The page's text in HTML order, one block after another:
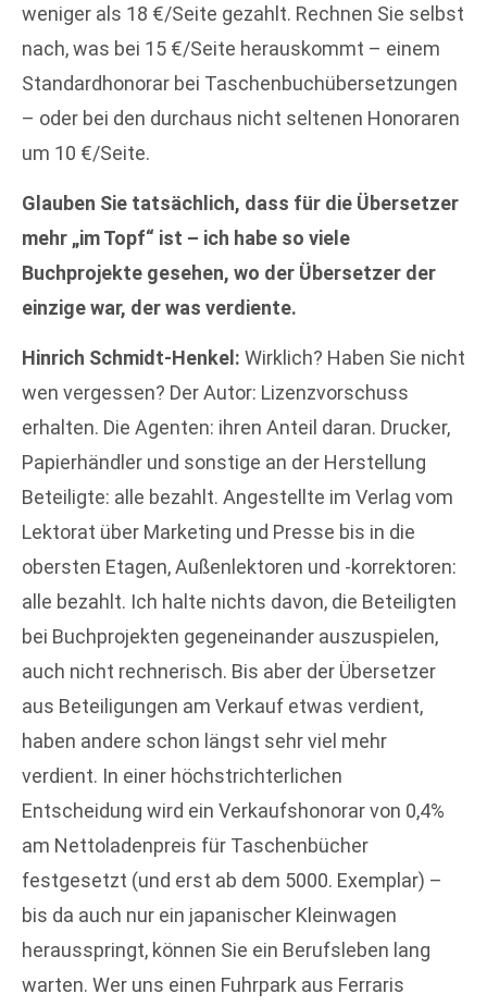
weniger als 18 €/Seite gezahlt. Rechnen Sie selbst
nach, was bei 15 €/Seite herauskommt – einem
Standardhonorar bei Taschenbuchübersetzungen
– oder bei den durchaus nicht seltenen Honoraren
um 10 €/Seite.
Glauben Sie tatsächlich, dass für die Übersetzer
mehr „im Topf“ ist – ich habe so viele
Buchprojekte gesehen, wo der Übersetzer der
einzige war, der was verdiente.
Hinrich Schmidt-Henkel: Wirklich? Haben Sie nicht
wen vergessen? Der Autor: Lizenzvorschuss
erhalten. Die Agenten: ihren Anteil daran. Drucker,
Papierhändler und sonstige an der Herstellung
Beteiligte: alle bezahlt. Angestellte im Verlag vom
Lektorat über Marketing und Presse bis in die
obersten Etagen, Außenlektoren und -korrektoren:
alle bezahlt. Ich halte nichts davon, die Beteiligten
bei Buchprojekten gegeneinander auszuspielen,
auch nicht rechnerisch. Bis aber der Übersetzer
aus Beteiligungen am Verkauf etwas verdient,
haben andere schon längst sehr viel mehr
verdient. In einer höchstrichterlichen
Entscheidung wird ein Verkaufshonorar von 0,4%
am Nettoladenpreis für Taschenbücher
festgesetzt (und erst ab dem 5000. Exemplar) –
bis da auch nur ein japanischer Kleinwagen
herausspringt, können Sie ein Berufsleben lang
warten. Wer uns einen Fuhrpark aus Ferraris